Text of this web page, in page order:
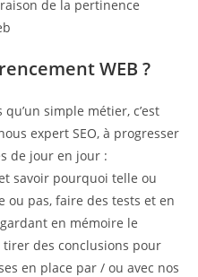
de la pertinence
WEB ?
simple métier, c’est
expert SEO, à progresser
de jour en jour :
savoir pourquoi telle ou
pas, faire des tests et en
en mémoire le
des conclusions pour
en place par / ou avec nos